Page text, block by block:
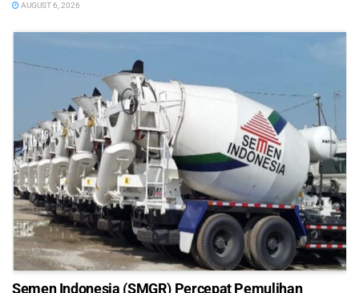
AUGUST 6, 2026
Semen Indonesia (SMGR) Percepat Pemulihan